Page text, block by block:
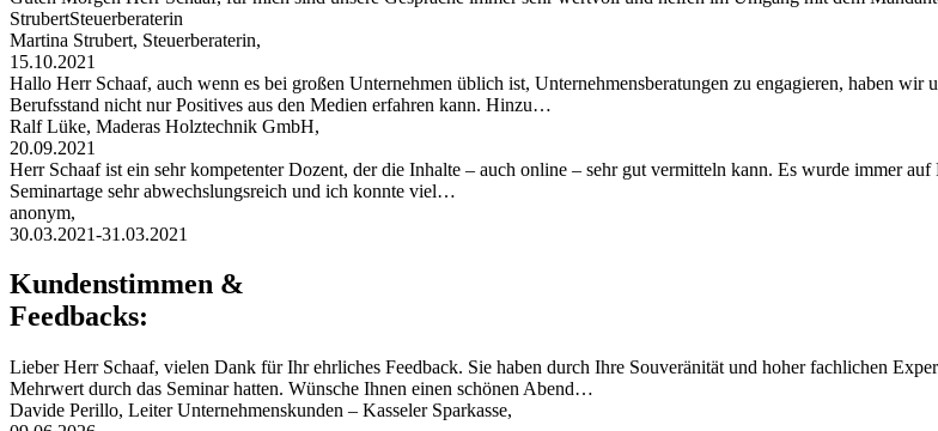
StrubertSteuerberaterin
Martina Strubert, Steuerberaterin,
15.10.2021
Hallo Herr Schaaf, auch wenn es bei großen Unternehmen üblich ist, Unternehmensberatungen zu engagieren, haben wir
Berufsstand nicht nur Positives aus den Medien erfahren kann. Hinzu…
Ralf Lüke, Maderas Holztechnik GmbH,
20.09.2021
Herr Schaaf ist ein sehr kompetenter Dozent, der die Inhalte – auch online – sehr gut vermitteln kann. Es wurde immer
Seminartage sehr abwechslungsreich und ich konnte viel…
anonym,
30.03.2021-31.03.2021
Kundenstimmen &
Feedbacks:
Lieber Herr Schaaf, vielen Dank für Ihr ehrliches Feedback. Sie haben durch Ihre Souveränität und hoher fachlichen
Mehrwert durch das Seminar hatten. Wünsche Ihnen einen schönen Abend…
Davide Perillo, Leiter Unternehmenskunden – Kasseler Sparkasse,